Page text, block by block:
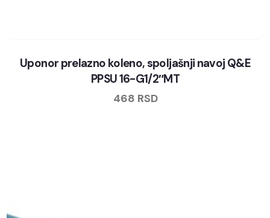
Uponor prelazno koleno, spoljašnji navoj Q&E
PPSU 16-G1/2″MT
468 RSD